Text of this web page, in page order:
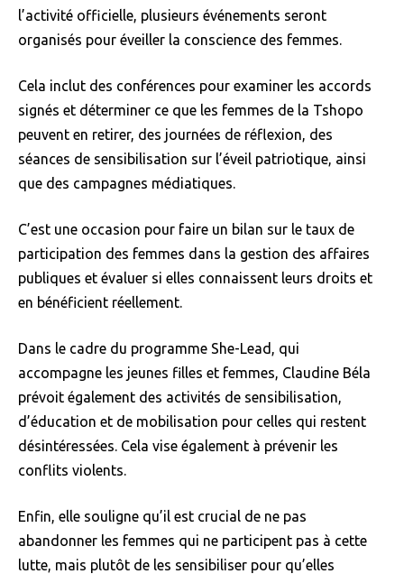
l’activité officielle, plusieurs événements seront
organisés pour éveiller la conscience des femmes.
Cela inclut des conférences pour examiner les accords
signés et déterminer ce que les femmes de la Tshopo
peuvent en retirer, des journées de réflexion, des
séances de sensibilisation sur l’éveil patriotique, ainsi
que des campagnes médiatiques.
C’est une occasion pour faire un bilan sur le taux de
participation des femmes dans la gestion des affaires
publiques et évaluer si elles connaissent leurs droits et
en bénéficient réellement.
Dans le cadre du programme She-Lead, qui
accompagne les jeunes filles et femmes, Claudine Béla
prévoit également des activités de sensibilisation,
d’éducation et de mobilisation pour celles qui restent
désintéressées. Cela vise également à prévenir les
conflits violents.
Enfin, elle souligne qu’il est crucial de ne pas
abandonner les femmes qui ne participent pas à cette
lutte, mais plutôt de les sensibiliser pour qu’elles